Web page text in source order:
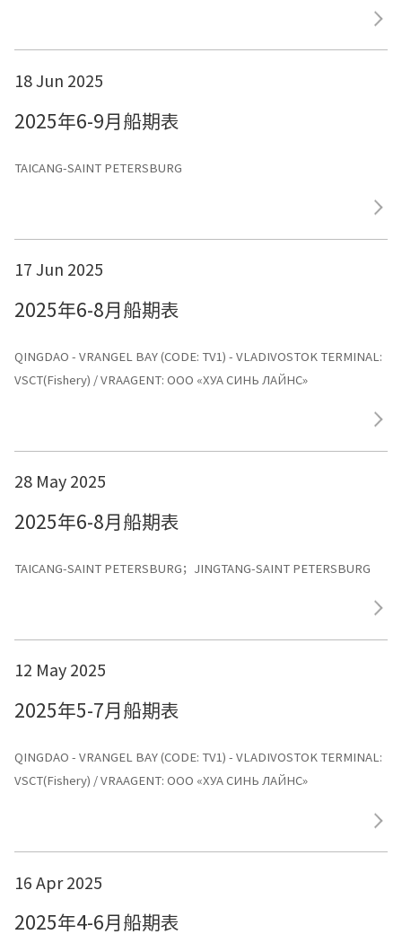
18 Jun 2025
2025年6-9月船期表
TAICANG-SAINT PETERSBURG
17 Jun 2025
2025年6-8月船期表
QINGDAO - VRANGEL BAY (CODE: TV1) - VLADIVOSTOK TERMINAL:
VSCT(Fishery) / VRAAGENT: ООО «ХУА СИНЬ ЛАЙНС»
28 May 2025
2025年6-8月船期表
TAICANG-SAINT PETERSBURG；JINGTANG-SAINT PETERSBURG
12 May 2025
2025年5-7月船期表
QINGDAO - VRANGEL BAY (CODE: TV1) - VLADIVOSTOK TERMINAL:
VSCT(Fishery) / VRAAGENT: ООО «ХУА СИНЬ ЛАЙНС»
16 Apr 2025
2025年4-6月船期表